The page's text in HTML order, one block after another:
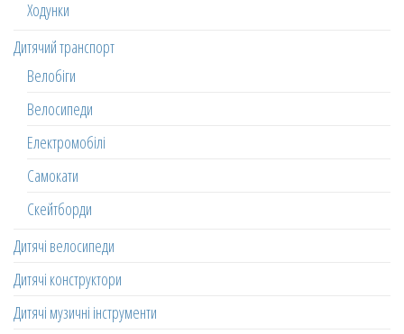
Ходунки
Дитячий транспорт
Велобіги
Велосипеди
Електромобілі
Самокати
Скейтборди
Дитячі велосипеди
Дитячі конструктори
Дитячі музичні інструменти